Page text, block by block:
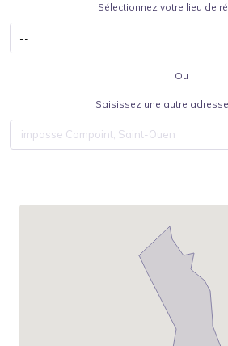
Sélectionnez votre lieu de
Ou
Saisissez une autre